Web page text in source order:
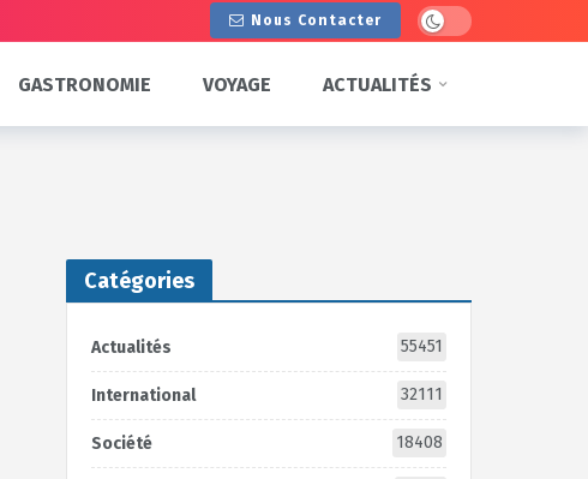
Nous Contacter Dark mode
GASTRONOMIE VOYAGE ACTUALITÉS
Catégories
Actualités 55451
International 32111
Société 18408